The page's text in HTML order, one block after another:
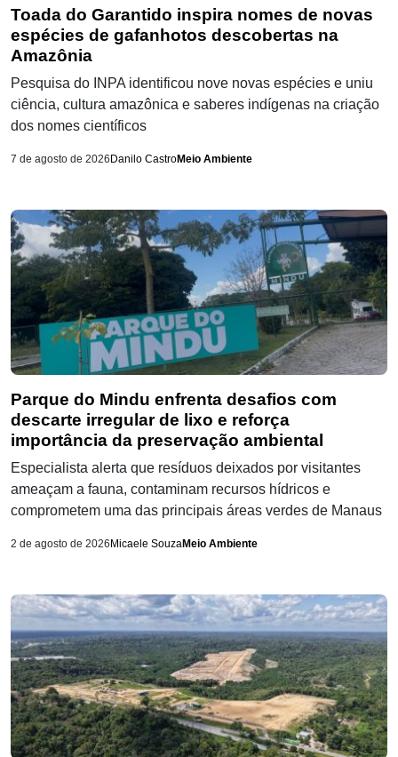
Toada do Garantido inspira nomes de novas
espécies de gafanhotos descobertas na
Amazônia
Pesquisa do INPA identificou nove novas espécies e uniu
ciência, cultura amazônica e saberes indígenas na criação
dos nomes científicos
7 de agosto de 2026 Danilo CastroMeio Ambiente
Parque do Mindu enfrenta desafios com
descarte irregular de lixo e reforça
importância da preservação ambiental
Especialista alerta que resíduos deixados por visitantes
ameaçam a fauna, contaminam recursos hídricos e
comprometem uma das principais áreas verdes de Manaus
2 de agosto de 2026 Micaele SouzaMeio Ambiente